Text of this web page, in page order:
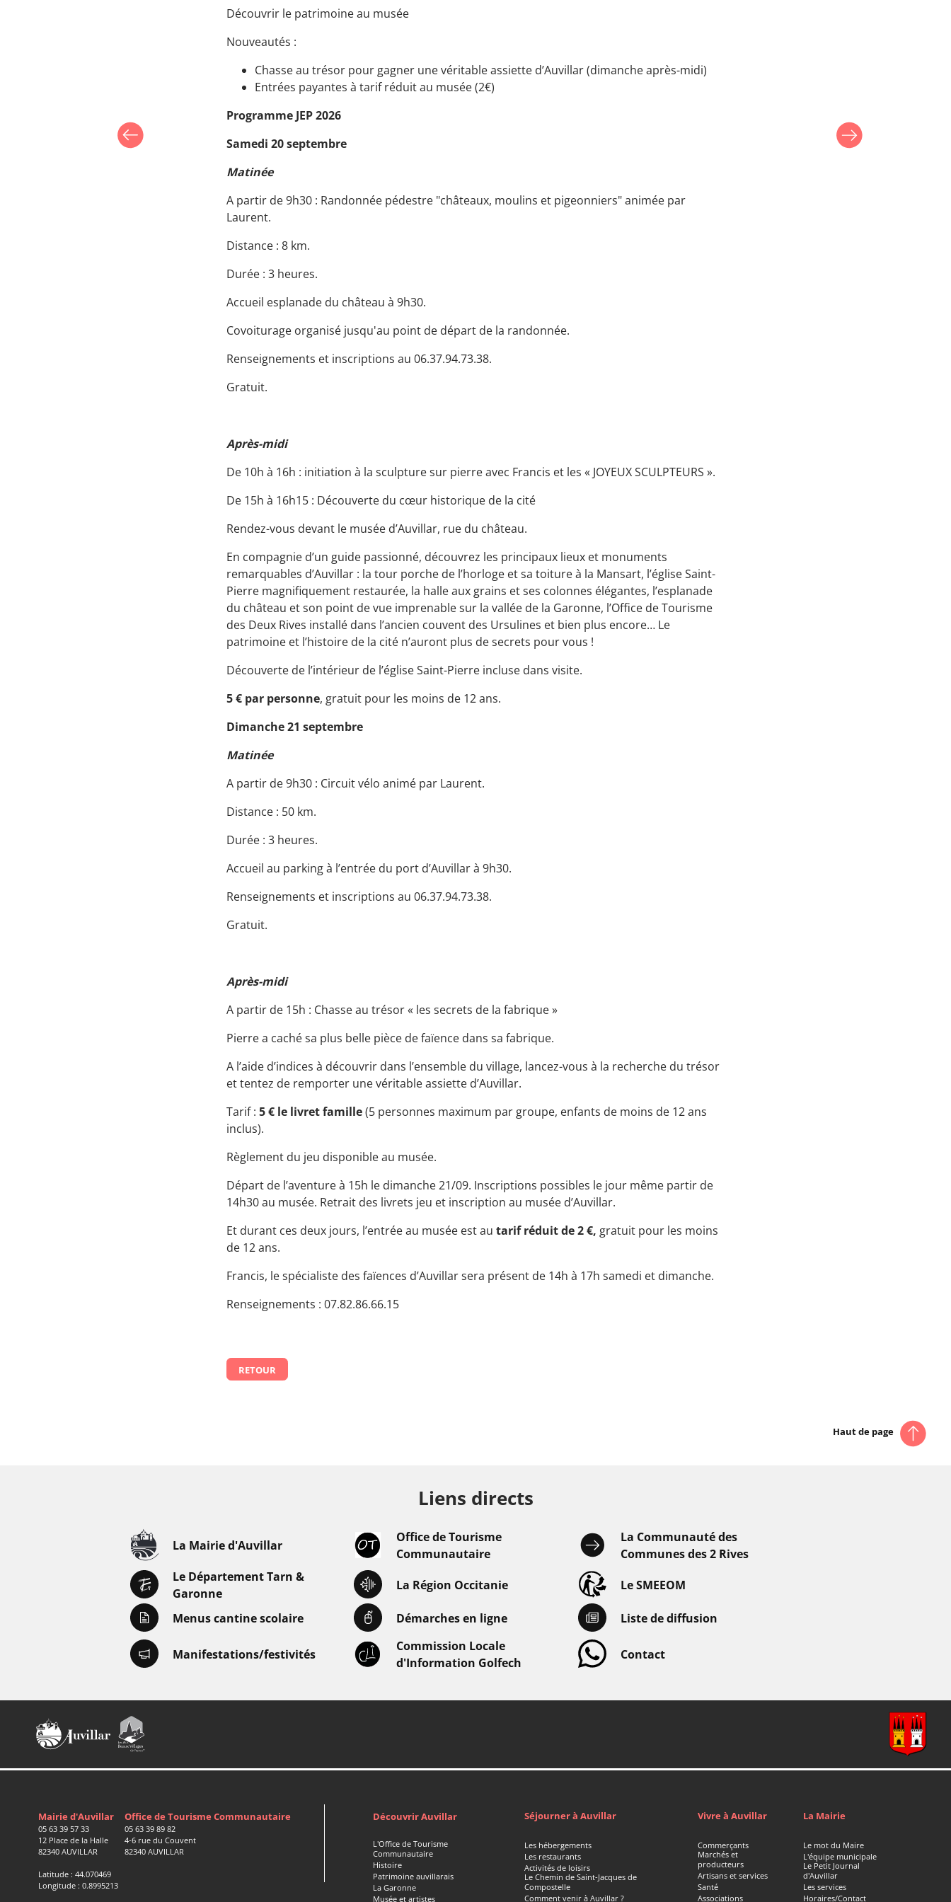
Découvrir le patrimoine au musée
Nouveautés :
Chasse au trésor pour gagner une véritable assiette d’Auvillar (dimanche après-midi)
Entrées payantes à tarif réduit au musée (2€)
Programme JEP 2026
Samedi 20 septembre
Matinée
A partir de 9h30 : Randonnée pédestre "châteaux, moulins et pigeonniers" animée par
Laurent.
Distance : 8 km.
Durée : 3 heures.
Accueil esplanade du château à 9h30.
Covoiturage organisé jusqu'au point de départ de la randonnée.
Renseignements et inscriptions au 06.37.94.73.38.
Gratuit.
Après-midi
De 10h à 16h : initiation à la sculpture sur pierre avec Francis et les « JOYEUX SCULPTEURS ».
De 15h à 16h15 : Découverte du cœur historique de la cité
Rendez-vous devant le musée d’Auvillar, rue du château.
En compagnie d’un guide passionné, découvrez les principaux lieux et monuments
remarquables d’Auvillar : la tour porche de l’horloge et sa toiture à la Mansart, l’église Saint-
Pierre magnifiquement restaurée, la halle aux grains et ses colonnes élégantes, l’esplanade
du château et son point de vue imprenable sur la vallée de la Garonne, l’Office de Tourisme
des Deux Rives installé dans l’ancien couvent des Ursulines et bien plus encore… Le
patrimoine et l’histoire de la cité n’auront plus de secrets pour vous !
Découverte de l’intérieur de l’église Saint-Pierre incluse dans visite.
5 € par personne, gratuit pour les moins de 12 ans.
Dimanche 21 septembre
Matinée
A partir de 9h30 : Circuit vélo animé par Laurent.
Distance : 50 km.
Durée : 3 heures.
Accueil au parking à l’entrée du port d’Auvillar à 9h30.
Renseignements et inscriptions au 06.37.94.73.38.
Gratuit.
Après-midi
A partir de 15h : Chasse au trésor « les secrets de la fabrique »
Pierre a caché sa plus belle pièce de faïence dans sa fabrique.
A l’aide d’indices à découvrir dans l’ensemble du village, lancez-vous à la recherche du trésor
et tentez de remporter une véritable assiette d’Auvillar.
Tarif : 5 € le livret famille(5 personnes maximum par groupe, enfants de moins de 12 ans
inclus).
Règlement du jeu disponible au musée.
Départ de l’aventure à 15h le dimanche 21/09. Inscriptions possibles le jour même partir de
14h30 au musée. Retrait des livrets jeu et inscription au musée d’Auvillar.
Et durant ces deux jours, l’entrée au musée est au tarif réduit de 2 €, gratuit pour les moins
de 12 ans.
Francis, le spécialiste des faïences d’Auvillar sera présent de 14h à 17h samedi et dimanche.
Renseignements : 07.82.86.66.15
RETOUR
Haut de page
Liens directs
La Mairie d'Auvillar
Office de Tourisme
Communautaire
La Communauté des
Communes des 2 Rives
Le Département Tarn &
Garonne
La Région Occitanie Le SMEEOM
Menus cantine scolaire Démarches en ligne Liste de diffusion
Manifestations/festivités
Commission Locale
d'Information Golfech
Contact
Mairie d'Auvillar
05 63 39 57 33
12 Place de la Halle
82340 AUVILLAR
Latitude : 44.070469
Longitude : 0.8995213
Office de Tourisme Communautaire
05 63 39 89 82
4-6 rue du Couvent
82340 AUVILLAR
Découvrir Auvillar
L'Office de Tourisme
Communautaire
Histoire
Patrimoine auvillarais
La Garonne
Musée et artistes
Séjourner à Auvillar
Les hébergements
Les restaurants
Activités de loisirs
Le Chemin de Saint-Jacques de
Compostelle
Comment venir à Auvillar ?
Vivre à Auvillar
Commerçants
Marchés et
producteurs
Artisans et services
Santé
Associations
La Mairie
Le mot du Maire
L'équipe municipale
Le Petit Journal
d'Auvillar
Les services
Horaires/Contact